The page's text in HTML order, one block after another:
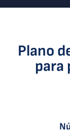
Plano
para